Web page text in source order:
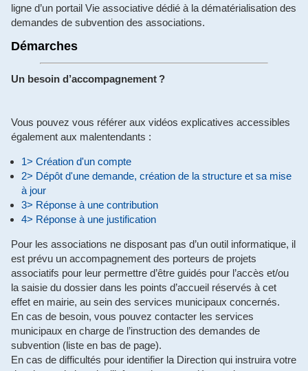
ligne d’un portail Vie associative dédié à la dématérialisation des
demandes de subvention des associations.
Démarches
Un besoin d’accompagnement ?
Vous pouvez vous référer aux vidéos explicatives accessibles
également aux malentendants :
1> Création d'un compte
2> Dépôt d'une demande, création de la structure et sa mise
à jour
3> Réponse à une contribution
4> Réponse à une justification
Pour les associations ne disposant pas d’un outil informatique, il
est prévu un accompagnement des porteurs de projets
associatifs pour leur permettre d’être guidés pour l’accès et/ou
la saisie du dossier dans les points d’accueil réservés à cet
effet en mairie, au sein des services municipaux concernés.
En cas de besoin, vous pouvez contacter les services
municipaux en charge de l’instruction des demandes de
subvention (liste en bas de page).
En cas de difficultés pour identifier la Direction qui instruira votre